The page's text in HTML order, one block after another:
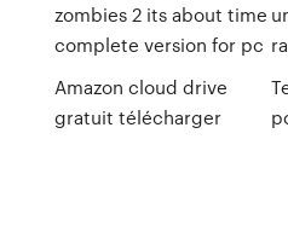
zombies 2 its about time
complete version for pc
Amazon cloud drive
gratuit télécharger